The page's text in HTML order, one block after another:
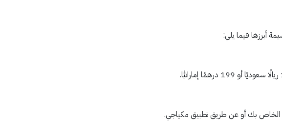
أبرزها فيما يلي:
الخاص بك أو عن طريق تطبيق مكياجي.